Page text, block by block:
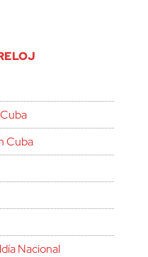
Cuba
Nacional